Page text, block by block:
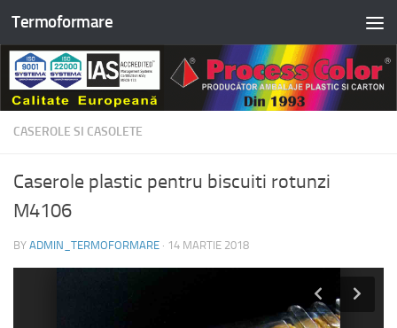
Skip to content
Termoformare
CASEROLE SI CASOLETE
Caserole plastic pentru biscuiti rotunzi
M4106
BY ADMIN_TERMOFORMARE · 14 MARTIE 2018